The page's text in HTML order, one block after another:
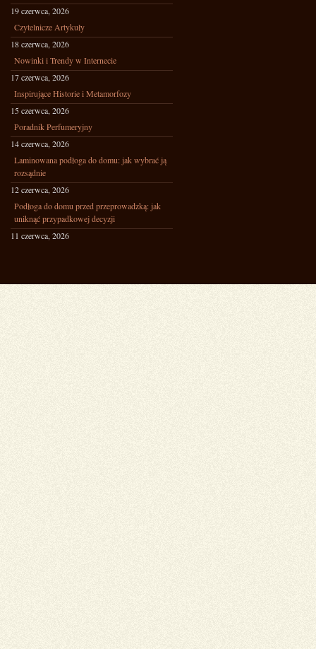
19 czerwca, 2026
Czytelnicze Artykuły
18 czerwca, 2026
Nowinki i Trendy w Internecie
17 czerwca, 2026
Inspirujące Historie i Metamorfozy
15 czerwca, 2026
Poradnik Perfumeryjny
14 czerwca, 2026
Laminowana podłoga do domu: jak wybrać ją
rozsądnie
12 czerwca, 2026
Podłoga do domu przed przeprowadzką: jak
uniknąć przypadkowej decyzji
11 czerwca, 2026